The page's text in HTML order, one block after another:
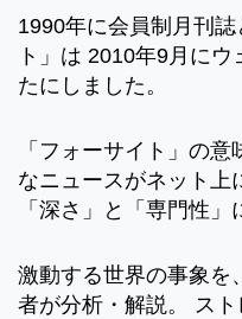
1990年に会員制月刊
ト」は 2010年9月に
たにしました。
「フォーサイト」の
なニュースがネット上
「深さ」と「専門性」
激動する世界の事象を
者が分析・解説。 ス